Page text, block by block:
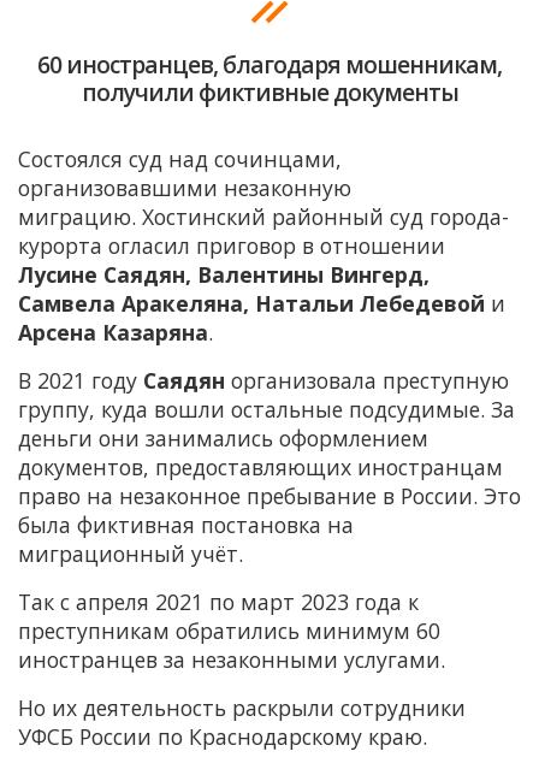
60 иностранцев, благодаря мошенникам,
получили фиктивные документы
Состоялся суд над сочинцами,
организовавшими незаконную
миграцию. Хостинский районный суд города-
курорта огласил приговор в отношении
Лусине Саядян, Валентины Вингерд,
Самвела Аракеляна, Натальи Лебедевой и
Арсена Казаряна.
В 2021 году Саядян организовала преступную
группу, куда вошли остальные подсудимые. За
деньги они занимались оформлением
документов, предоставляющих иностранцам
право на незаконное пребывание в России. Это
была фиктивная постановка на
миграционный учёт.
Так с апреля 2021 по март 2023 года к
преступникам обратились минимум 60
иностранцев за незаконными услугами.
Но их деятельность раскрыли сотрудники
УФСБ России по Краснодарскому краю.